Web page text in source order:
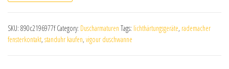
SKU: 890c2196977f Category: Duscharmaturen Tags: lichthärtungsgeräte, rademacher
fensterkontakt, standuhr kaufen, vigour duschwanne